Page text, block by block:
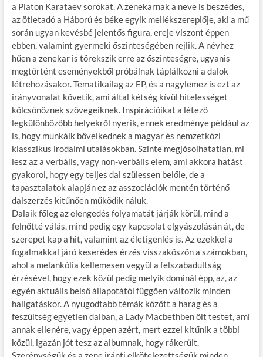
a Platon Karataev sorokat. A zenekarnak a neve is beszédes,
az ötletadó a Háború és béke egyik mellékszereplője, aki a mű
során ugyan kevésbé jelentős figura, ereje viszont éppen
ebben, valamint gyermeki őszinteségében rejlik. A névhez
hűen a zenekar is törekszik erre az őszinteségre, ugyanis
megtörtént eseményekből próbálnak táplálkozni a dalok
létrehozásakor. Tematikailag az EP, és a nagylemez is ezt az
irányvonalat követik, ami által kétség kívül hitelességet
kölcsönöznek szövegeiknek. Inspirációikat a létező
legkülönbözőbb helyekről nyerik, ennek eredménye például az
is, hogy munkáik bővelkednek a magyar és nemzetközi
klasszikus irodalmi utalásokban. Szinte megjósolhatatlan, mi
lesz az a verbális, vagy non-verbális elem, ami akkora hatást
gyakorol, hogy egy teljes dal szülessen belőle, de a
tapasztalatok alapján ez az asszociációk mentén történő
dalszerzés kitűnően működik náluk.
Dalaik főleg az elengedés folyamatát járják körül, mind a
felnőtté válás, mind pedig egy kapcsolat elgyászolásán át, de
szerepet kap a hit, valamint az életigenlés is. Az ezekkel a
fogalmakkal járó keserédes érzés visszaköszön a számokban,
ahol a melankólia kellemesen vegyül a felszabadultság
érzésével, hogy ezek közül pedig melyik dominál épp, az, az
egyén aktuális belső állapotától függően változik minden
hallgatáskor. A nyugodtabb témák között a harag és a
feszültség egyetlen dalban, a Lady Macbethben ölt testet, ami
annak ellenére, vagy éppen azért, mert ezzel kitűnik a többi
közül, igazán jót tesz az albumnak, hogy rákerült.